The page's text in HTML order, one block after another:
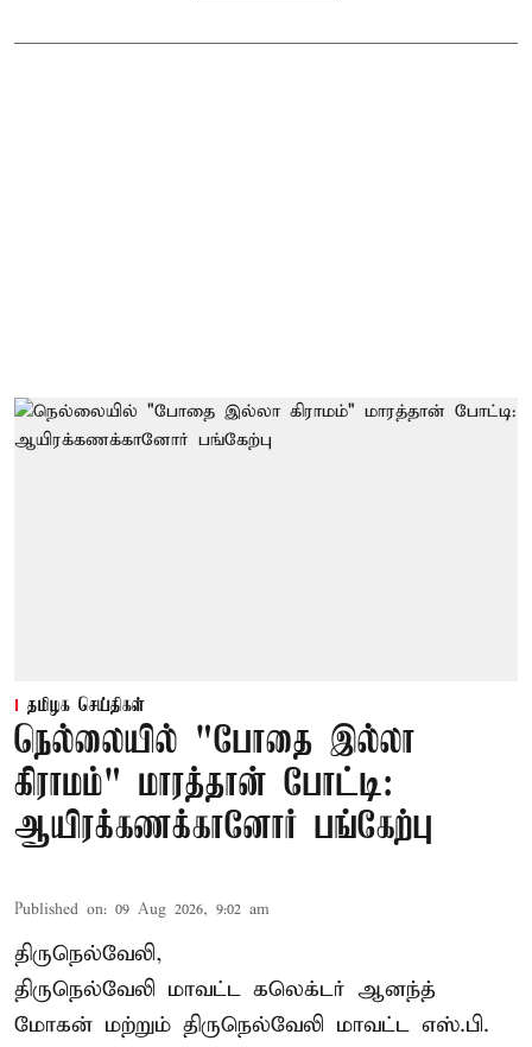
தமிழக செய்திகள்
நெல்லையில் "போதை இல்லா
கிராமம்" மாரத்தான் போட்டி:
ஆயிரக்கணக்கானோர் பங்கேற்பு
Published on: 09 Aug 2026, 9:02 am
திருநெல்வேலி,
திருநெல்வேலி மாவட்ட கலெக்டர் ஆனந்த்
மோகன் மற்றும் திருநெல்வேலி மாவட்ட எஸ்.பி.